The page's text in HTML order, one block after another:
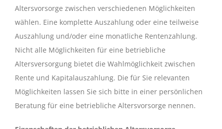
Altersvorsorge zwischen verschiedenen Möglichkeiten
wählen. Eine komplette Auszahlung oder eine teilweise
Auszahlung und/oder eine monatliche Rentenzahlung.
Nicht alle Möglichkeiten für eine betriebliche
Altersversorgung bietet die Wahlmöglichkeit zwischen
Rente und Kapitalauszahlung. Die für Sie relevanten
Möglichkeiten lassen Sie sich bitte in einer persönlichen
Beratung für eine betriebliche Altersvorsorge nennen.